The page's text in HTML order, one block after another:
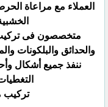
العملاء مع مراعاة
متخصصون فى تركيب
والحدائق والبلكونات
ننفذ جميع أشكال
تركيب